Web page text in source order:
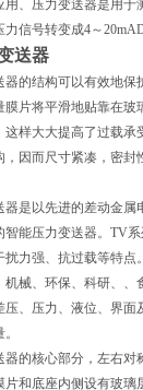
、压力变送器是用于
信号转变成4～
送器
结构可以有效地保
膜片将平滑地贴靠在玻
这样大大提高了过载承
因而尺寸紧凑，密封
是以先进的差动金属
智能压力变送器。TV
扰力强、抗过载等特点
机械、环保、科研、、
压、压力、液位、界面
的核心部分，左右对
片和底座内侧设有玻璃